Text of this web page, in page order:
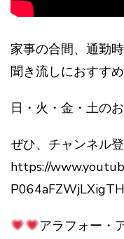
家事の合間、通勤
聞き流しにおすす
日・火・金・土の
ぜひ、チャンネル
https://
アラフォー・